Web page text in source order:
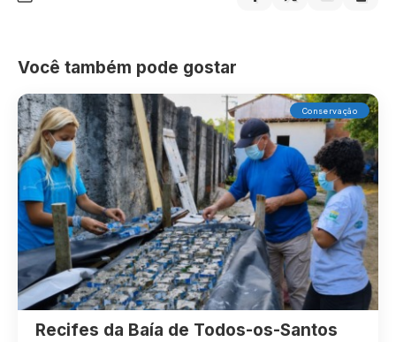
Você também pode gostar
Conservação
Recifes da Baía de Todos-os-Santos